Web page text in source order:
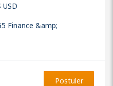
USD
Finance &amp;
Postuler